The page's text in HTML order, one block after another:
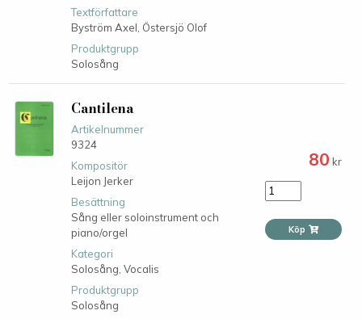
Textförfattare
Byström Axel, Östersjö Olof
Produktgrupp
Solosång
Cantilena
Artikelnummer
9324
Kompositör
Leijon Jerker
Besättning
Sång eller soloinstrument och
piano/orgel
Kategori
Solosång, Vocalis
Produktgrupp
Solosång
80 kr
Köp